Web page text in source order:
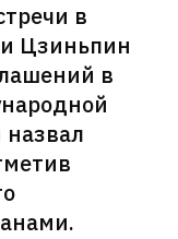
в
Цзиньпин
в